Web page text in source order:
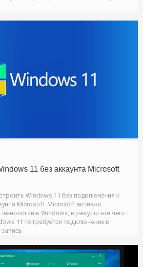
11 без аккаунта Microsoft
Windows 11 без подключения к
Microsoft. Microsoft активно
в Windows, в результате чего
11 потребуется подключение к